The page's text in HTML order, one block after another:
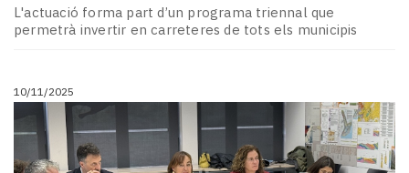
L'actuació forma part d’un programa triennal que
permetrà invertir en carreteres de tots els municipis
10/11/2025